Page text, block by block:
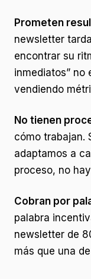
Prometen
newsletter
encontrar su
inmediatos”
vendiendo
No tienen
cómo trabajan.
adaptamos a
proceso, no
Cobran por
palabra
newsletter de
más que una